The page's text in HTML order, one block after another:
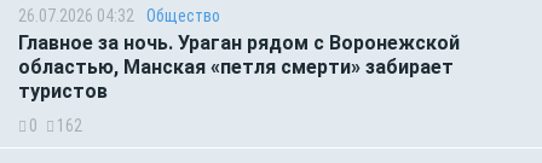
26.07.2026 04:32 Общество
Главное за ночь. Ураган рядом с Воронежской
областью, Манская «петля смерти» забирает
туристов
0 162